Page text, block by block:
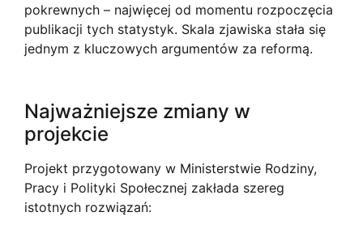
pokrewnych – najwięcej od momentu rozpoczęcia
publikacji tych statystyk. Skala zjawiska stała się
jednym z kluczowych argumentów za reformą.
Najważniejsze zmiany w
projekcie
Projekt przygotowany w Ministerstwie Rodziny,
Pracy i Polityki Społecznej zakłada szereg
istotnych rozwiązań: